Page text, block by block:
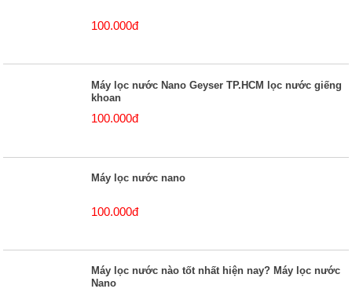
100.000đ
Máy lọc nước Nano Geyser TP.HCM lọc nước giếng
khoan
100.000đ
Máy lọc nước nano
100.000đ
Máy lọc nước nào tốt nhất hiện nay? Máy lọc nước
Nano